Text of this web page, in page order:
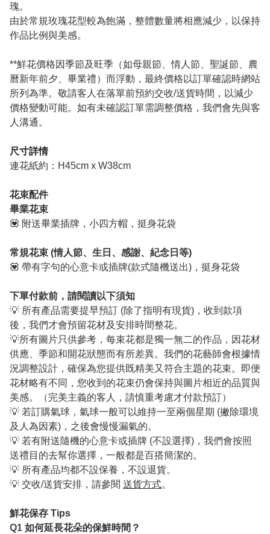
瑰。
由於常規玫瑰花型較為飽滿，整體數量將相應減少，以保持
作品比例與美感。
**鮮花價格因季節及旺季（如母親節、情人節、聖誕節、農
曆新年前夕、畢業禮）而浮動，最終價格以訂單確認時網站
所列為準。敬請客人在落單前預約交收/送貨時間，以減少
價格變動可能。如有未確認訂單需調整價格，我們會先與客
人溝通。
尺寸詳情
連花紙約：H45cm x W38cm
花束配件
畢業花束
💟 附送畢業插牌，小四方帽，挺身花袋
常規花束 (情人節、生日、感謝、紀念日等)
💟 帶有字句的心意卡或插牌(款式隨機送出)，挺身花袋
下單付款前，請閱讀以下須知
💡 所有產品需要提早預訂 (除了指明有現貨)，收到款項
後，我們才會預留花材及安排時間整花。
💡所有圖片只供參考，每束花都是獨一無二的作品，因花材
供應、季節和開花狀態而有所差異。我們的花藝師會根據情
況調整設計，確保為您提供既精美又符合主題的花束。即便
花材略有不同，您收到的花束仍會保持與圖片相近的品質與
美感。（完美主義的客人，請慎重考慮才付款預訂）
💡 若訂購氣球，氣球一般可以維持一至兩個星期 (撇除環境
及人為因素)，之後會慢慢漏氣的。
💡 若有附送隨機的心意卡或插牌 (不設選擇)，我們會按照
送禮目的去幫你選擇，一般都是百搭簡潔的。
💡 所有產品均都不設保養，不設退貨。
💡 交收/送貨安排，請參閱 送貨方式。
鮮花保存 Tips
Q1 如何延長花朵的保鮮時間？